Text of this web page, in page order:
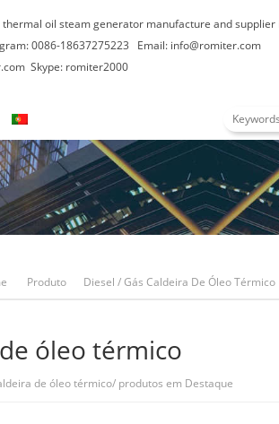
oil steam generator manufacture and supplier
0086-18637275223 Email: info@romiter.com
Skype: romiter2000
Produto Diesel / Gás Caldeira De Óleo Térmico
óleo térmico
de óleo térmico/ produtos em Destaque